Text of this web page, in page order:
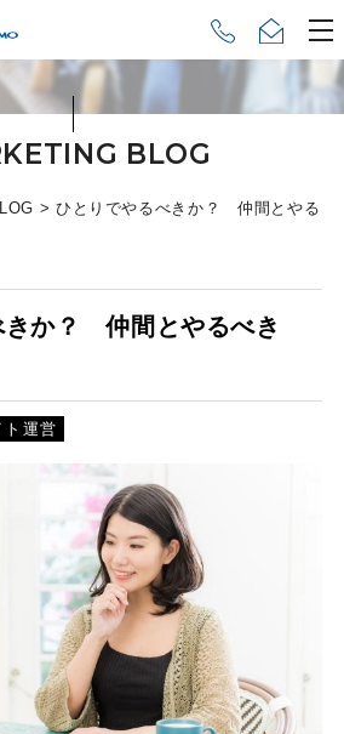
BLOG
> ひとりでやるべきか？ 仲間とやる
きか？ 仲間とやるべき
ト運営